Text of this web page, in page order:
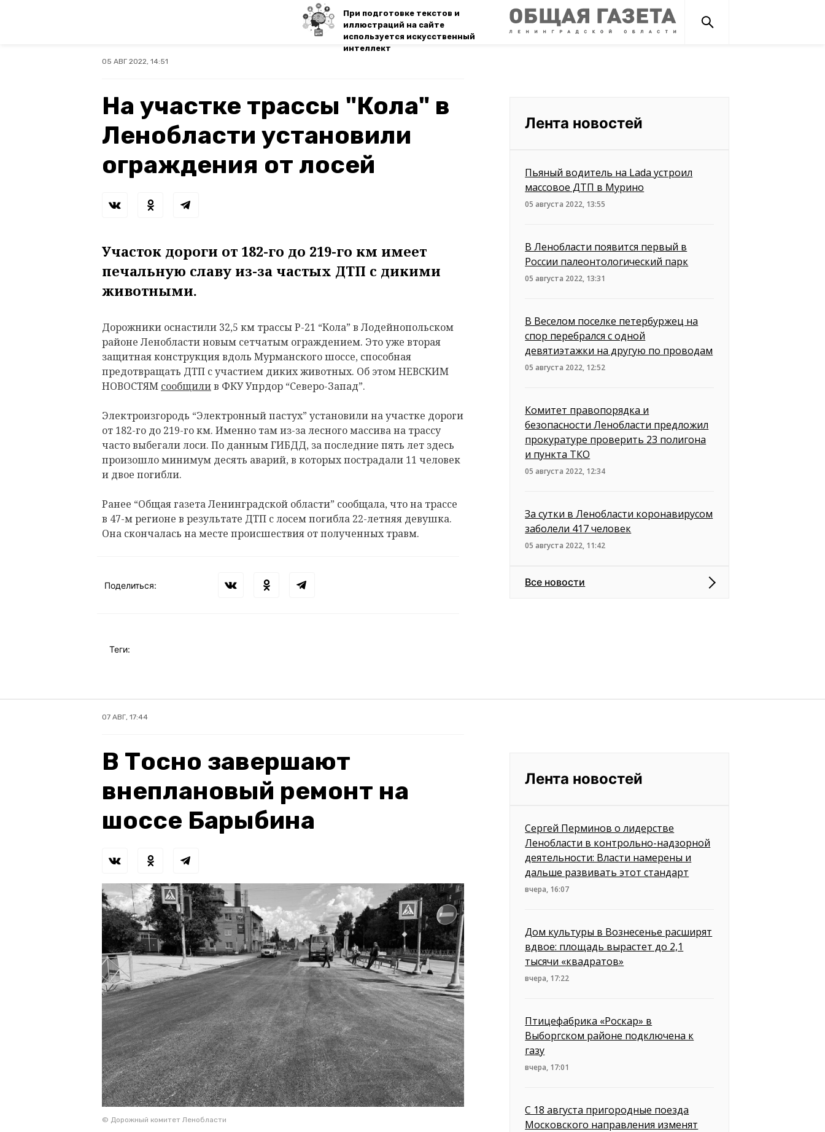
При подготовке текстов и
иллюстраций на сайте
используется искусственный
интеллект
05 АВГ 2022, 14:51
На участке трассы "Кола" в
Ленобласти установили
ограждения от лосей
Участок дороги от 182-го до 219-го км имеет
печальную славу из-за частых ДТП с дикими
животными.
Дорожники оснастили 32,5 км трассы Р-21 “Кола” в Лодейнопольском
районе Ленобласти новым сетчатым ограждением. Это уже вторая
защитная конструкция вдоль Мурманского шоссе, способная
предотвращать ДТП с участием диких животных. Об этом НЕВСКИМ
НОВОСТЯМ сообщилив ФКУ Упрдор “Северо-Запад”.
Электроизгородь “Электронный пастух” установили на участке дороги
от 182-го до 219-го км. Именно там из-за лесного массива на трассу
часто выбегали лоси. По данным ГИБДД, за последние пять лет здесь
произошло минимум десять аварий, в которых пострадали 11 человек
и двое погибли.
Ранее “Общая газета Ленинградской области” сообщала, что на трассе
в 47-м регионе в результате ДТП с лосем погибла 22-летняя девушка.
Она скончалась на месте происшествия от полученных травм.
Поделиться:
Теги:
Лента новостей
Пьяный водитель на Lada устроил
массовое ДТП в Мурино
05 августа 2022, 13:55
В Ленобласти появится первый в
России палеонтологический парк
05 августа 2022, 13:31
В Веселом поселке петербуржец на
спор перебрался с одной
девятиэтажки на другую по проводам
05 августа 2022, 12:52
Комитет правопорядка и
безопасности Ленобласти предложил
прокуратуре проверить 23 полигона
и пункта ТКО
05 августа 2022, 12:34
За сутки в Ленобласти коронавирусом
заболели 417 человек
05 августа 2022, 11:42
Все новости
07 АВГ, 17:44
В Тосно завершают
внеплановый ремонт на
шоссе Барыбина
© Дорожный комитет Ленобласти
Лента новостей
Сергей Перминов о лидерстве
Ленобласти в контрольно-надзорной
деятельности: Власти намерены и
дальше развивать этот стандарт
вчера, 16:07
Дом культуры в Вознесенье расширят
вдвое: площадь вырастет до 2,1
тысячи «квадратов»
вчера, 17:22
Птицефабрика «Роскар» в
Выборгском районе подключена к
газу
вчера, 17:01
С 18 августа пригородные поезда
Московского направления изменят